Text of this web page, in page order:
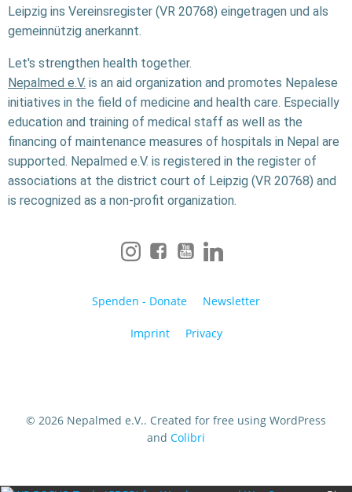
Leipzig ins Vereinsregister (VR 20768) eingetragen und als
gemeinnützig anerkannt.
Let's strengthen health together.
Nepalmed e.V. is an aid organization and promotes Nepalese
initiatives in the field of medicine and health care. Especially
education and training of medical staff as well as the
financing of maintenance measures of hospitals in Nepal are
supported. Nepalmed e.V. is registered in the register of
associations at the district court of Leipzig (VR 20768) and
is recognized as a non-profit organization.
Spenden - Donate Newsletter
Imprint Privacy
© 2026 Nepalmed e.V.. Created for free using WordPress
and Colibri